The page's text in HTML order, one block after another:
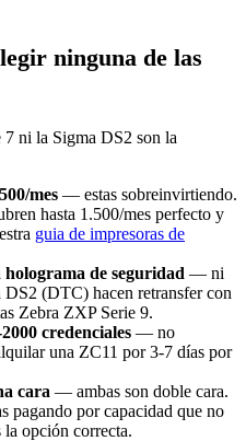
ninguna de las
ni la Sigma DS2 son la
mes — estas sobreinvirtiendo.
hasta 1.500/mes perfecto y
guia de impresoras de
holograma de seguridad — ni
(DTC) hacen retransfer con
Zebra ZXP Serie 9.
credenciales — no
una ZC11 por 3-7 días por
cara — ambas son doble cara.
pagando por capacidad que no
la opción correcta.